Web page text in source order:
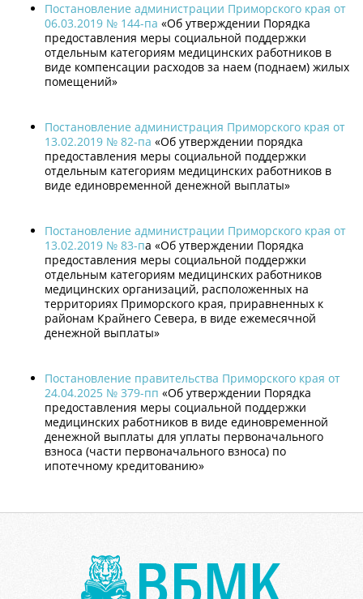
Постановление администрации Приморского края от
06.03.2019 № 144-па «Об утверждении Порядка
предоставления меры социальной поддержки
отдельным категориям медицинских работников в
виде компенсации расходов за наем (поднаем) жилых
помещений»
Постановление администрация Приморского края от
13.02.2019 № 82-па «Об утверждении порядка
предоставления меры социальной поддержки
отдельным категориям медицинских работников в
виде единовременной денежной выплаты»
Постановление администрации Приморского края от
13.02.2019 № 83-па «Об утверждении Порядка
предоставления меры социальной поддержки
отдельным категориям медицинских работников
медицинских организаций, расположенных на
территориях Приморского края, приравненных к
районам Крайнего Севера, в виде ежемесячной
денежной выплаты»
Постановление правительства Приморского края от
24.04.2025 № 379-пп «Об утверждении Порядка
предоставления меры социальной поддержки
медицинских работников в виде единовременной
денежной выплаты для уплаты первоначального
взноса (части первоначального взноса) по
ипотечному кредитованию»